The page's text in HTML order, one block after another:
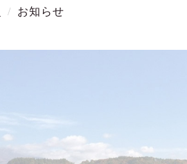
お知らせ